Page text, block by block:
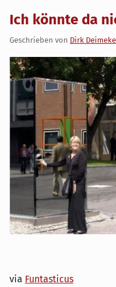
Ich könnte da
Geschrieben von Dirk Deimeke
via Funtasticus